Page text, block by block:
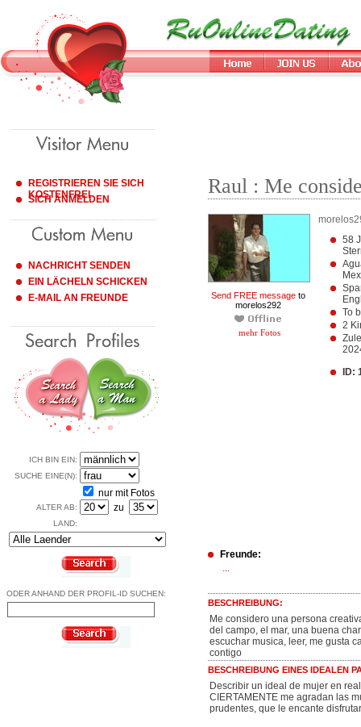
REGISTRIEREN SIE SICH
KOSTENFREI
SICH ANMELDEN
NACHRICHT SENDEN
EIN LÄCHELN SCHICKEN
E-MAIL AN FREUNDE
ICH BIN EIN:
SUCHE EINE(N):
nur mit Fotos
ALTER AB: zu
LAND:
ODER ANHAND DER PROFIL-ID SUCHEN:
Raul : Me
Send FREE message to
morelos292
mehr Fotos
58
To
2
ID:
Freunde:
...
BESCHREIBUNG:
Me considero una persona
del campo, el mar, una buena
escuchar musica, leer, me gusta
contigo
BESCHREIBUNG EINES IDEALEN
Describir un ideal de mujer en
CIERTAMENTE me agradan las
prudentes, que le encante